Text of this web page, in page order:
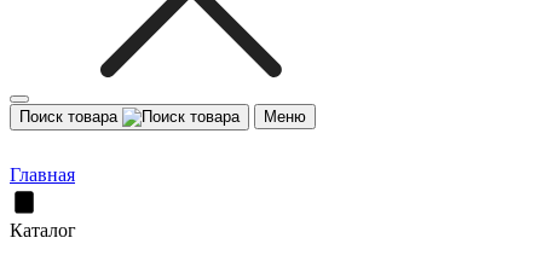
Поиск товара Меню
Главная
Каталог